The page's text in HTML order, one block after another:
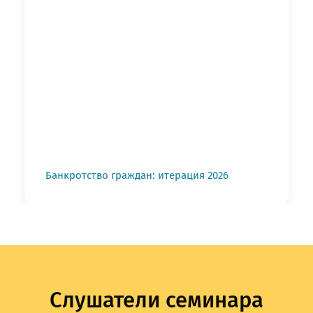
Банкротство граждан: итерация 2026
Слушатели семинара
ОТПРАВИТЬ
ОТПРАВИТЬ